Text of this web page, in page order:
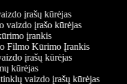
įrašų kūrėjas
vaizdo įrašo kūrėjas
įrankis
Filmo Kūrimo Įrankis
įrašų kūrėjas
kūrėjas
tinklų vaizdo įrašų kūrėjas